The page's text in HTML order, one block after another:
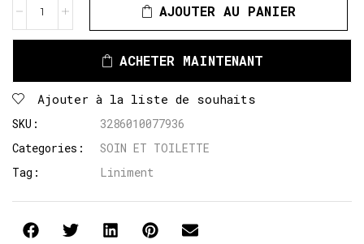
AJOUTER AU PANIER
ACHETER MAINTENANT
Ajouter à la liste de souhaits
SKU:
3286010077936
Categories:
SOIN ET TOILETTE
Tag:
Liniment